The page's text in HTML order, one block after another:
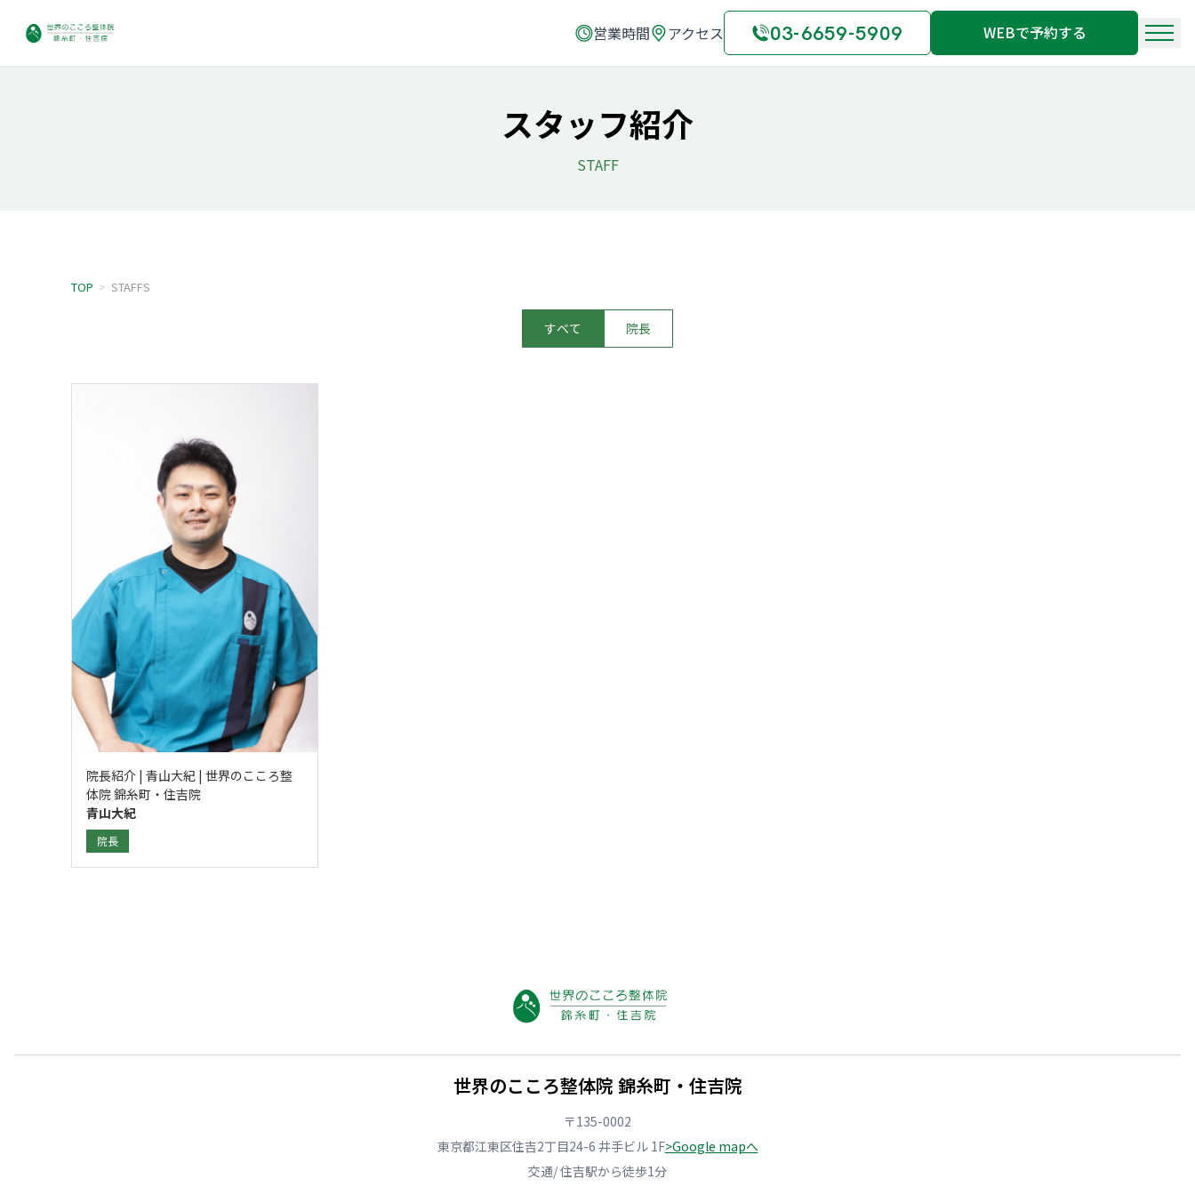
営業時間 アクセス 03-6659-5909 WEBで予約する
スタッフ紹介
STAFF
TOP > STAFFS
すべて 院長
院長紹介 | 青山大紀 | 世界のこころ整
体院 錦糸町・住吉院
青山大紀
院長
世界のこころ整体院 錦糸町・住吉院
〒135-0002
東京都江東区住吉2丁目24-6 井手ビル 1F>Google mapへ
交通/ 住吉駅から徒歩1分